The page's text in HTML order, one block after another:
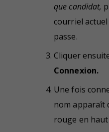
que candidat,
courriel
passe.
Cliquer
Connexion.
Une fois
nom apparaît
rouge en